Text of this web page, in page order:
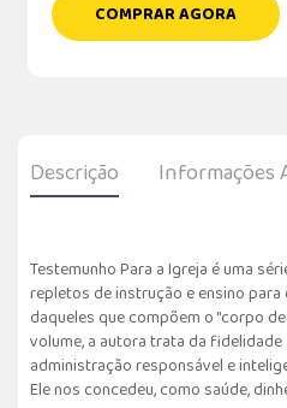
COMPRAR AGORA
Descrição Informações
Testemunho Para a Igreja é uma
repletos de instrução e ensino
daqueles que compõem o "corpo
volume, a autora trata da fidelidade
administração responsável e
Ele nos concedeu, como saúde,